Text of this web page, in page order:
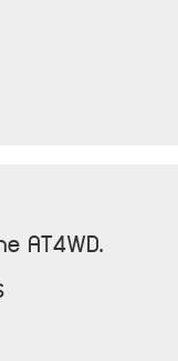
AT4WD.